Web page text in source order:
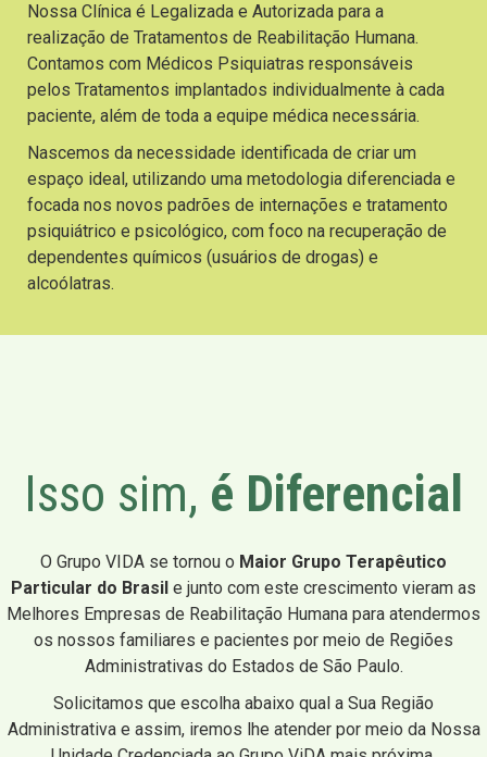
Nossa Clínica é Legalizada e Autorizada para a
realização de Tratamentos de Reabilitação Humana.
Contamos com Médicos Psiquiatras responsáveis
pelos Tratamentos implantados individualmente à cada
paciente, além de toda a equipe médica necessária.
Nascemos da necessidade identificada de criar um
espaço ideal, utilizando uma metodologia diferenciada e
focada nos novos padrões de internações e tratamento
psiquiátrico e psicológico, com foco na recuperação de
dependentes químicos (usuários de drogas) e
alcoólatras.
Isso sim, é Diferencial
O Grupo VIDA se tornou o Maior Grupo Terapêutico
Particular do Brasil e junto com este crescimento vieram as
Melhores Empresas de Reabilitação Humana para atendermos
os nossos familiares e pacientes por meio de Regiões
Administrativas do Estados de São Paulo.
Solicitamos que escolha abaixo qual a Sua Região
Administrativa e assim, iremos lhe atender por meio da Nossa